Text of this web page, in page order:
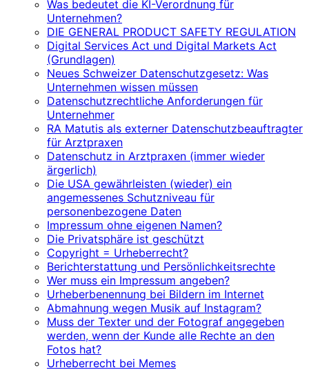
Was bedeutet die KI-Verordnung für
Unternehmen?
DIE GENERAL PRODUCT SAFETY REGULATION
Digital Services Act und Digital Markets Act
(Grundlagen)
Neues Schweizer Datenschutzgesetz: Was
Unternehmen wissen müssen
Datenschutzrechtliche Anforderungen für
Unternehmer
RA Matutis als externer Datenschutzbeauftragter
für Arztpraxen
Datenschutz in Arztpraxen (immer wieder
ärgerlich)
Die USA gewährleisten (wieder) ein
angemessenes Schutzniveau für
personenbezogene Daten
Impressum ohne eigenen Namen?
Die Privatsphäre ist geschützt
Copyright = Urheberrecht?
Berichterstattung und Persönlichkeitsrechte
Wer muss ein Impressum angeben?
Urheberbenennung bei Bildern im Internet
Abmahnung wegen Musik auf Instagram?
Muss der Texter und der Fotograf angegeben
werden, wenn der Kunde alle Rechte an den
Fotos hat?
Urheberrecht bei Memes